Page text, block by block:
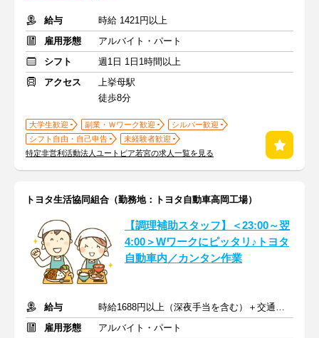
給与
時給 1421円以上
雇用形態
アルバイト・パート
シフト
週1日 1日1時間以上
アクセス
上挙母駅
徒歩8分
大学生歓迎 副業・Ｗワーク歓迎
シルバー歓迎
シフト自由・自己申告
未経験者歓迎
特定非営利活動法人ユートピア若宮の求人一覧を見る
トヨタ生活協同組合（勤務地：トヨタ自動車高岡工場）
【調理補助スタッフ】＜23:00～翌
4:00＞Wワークにピッタリ♪トヨタ
自動車内／カンタン作業
給与
時給1688円以上（深夜手当を含む）＋交通費規定支給
雇用形態
アルバイト・パート